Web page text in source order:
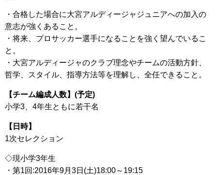
・合格した場合に大宮アルディージャジュニアへの加入の
意志が強くあること。
・将来、プロサッカー選手になることを強く望んでいるこ
と。
・大宮アルディージャのクラブ理念やチームの活動方針、
哲学、スタイル、指導方法等を理解し、全任できること。
【チーム編成人数】(予定)
小学3、4年生ともに若干名
【日時】
1次セレクション
◇現小学3年生
・第1回:2016年9月3日(土)18:00～19:15